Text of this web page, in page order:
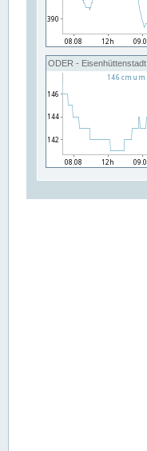
ODER - Eisenhüttenstadt